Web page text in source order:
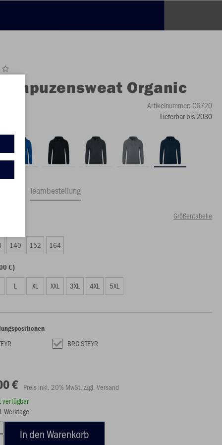
Kapuzensweat Organic
Artikelnummer: C6720
Lieferbar bis 2030
Teambestellung
Größentabelle
140 152 164
€)
L XL XXL 3XL 4XL 5XL
BRG STEYR
€ Preis inkl. 20% MwSt. zzgl. Versand
verfügbar
Werktage
In den Warenkorb